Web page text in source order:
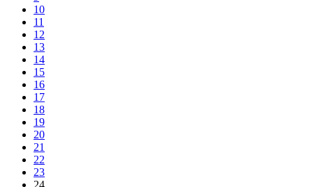
10
11
12
13
14
15
16
17
18
19
20
21
22
23